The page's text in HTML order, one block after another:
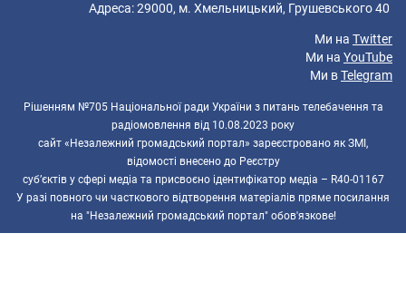
Адреса: 29000, м. Хмельницький, Грушевського 40
Ми на Twitter
Ми на YouTube
Ми вTelegram
Рішенням №705 Національної ради України з питань телебачення та
радіомовлення від 10.08.2023 року
сайт «Незалежний громадський портал» зареєстровано як ЗМІ,
відомості внесено до Реєстру
суб’єктів у сфері медіа та присвоєно ідентифікатор медіа – R40-01167
У разі повного чи часткового відтворення матеріалів пряме посилання
на "Незалежний громадський портал" обов'язкове!